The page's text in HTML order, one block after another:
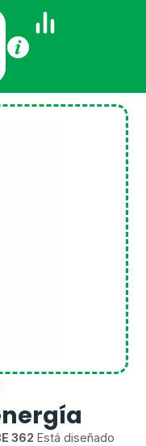
362 Está diseñado